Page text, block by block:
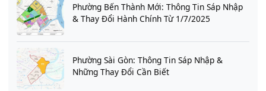
Phường Bến Thành Mới: Thông Tin Sáp Nhập
& Thay Đổi Hành Chính Từ 1/7/2025
Phường Sài Gòn: Thông Tin Sáp Nhập &
Những Thay Đổi Cần Biết